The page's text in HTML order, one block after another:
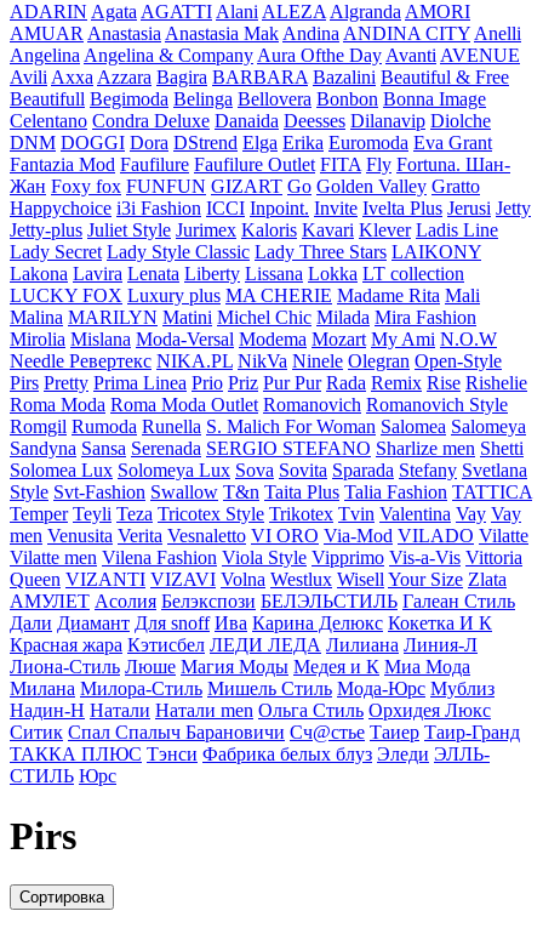
ADARIN AgataAGATTIAlaniALEZAAlgrandaAMORI
AMUARAnastasiaAnastasia MakAndinaANDINA CITYAnelli
AngelinaAngelina & CompanyAura Ofthe DayAvantiAVENUE
AviliAxxaAzzara Bagira BARBARA Bazalini Beautiful & Free
Beautifull Begimoda Belinga Bellovera Bonbon Bonna Image
Celentano Condra Deluxe Danaida Deesses Dilanavip Diolche
DNM DOGGI Dora DStrend Elga Erika Euromoda Eva Grant
Fantazia Mod Faufilure Faufilure Outlet FITA Fly Fortuna. Шан-
Жан Foxy fox FUNFUN GIZART Go Golden Valley Gratto
Happychoice i3i Fashion ICCI Inpoint. Invite Ivelta Plus Jerusi Jetty
Jetty-plus Juliet Style Jurimex Kaloris Kavari Klever Ladis Line
Lady Secret Lady Style Classic Lady Three Stars LAIKONY
Lakona Lavira Lenata Liberty Lissana Lokka LT collection
LUCKY FOX Luxury plus MA CHERIE Madame Rita Mali
Malina MARILYN Matini Michel Chic Milada Mira Fashion
Mirolia Mislana Moda-Versal Modema Mozart My Ami N.O.W
Needle Ревертекс NIKA.PL NikVa Ninele Olegran Open-Style
Pirs Pretty Prima Linea Prio Priz Pur Pur Rada Remix Rise Rishelie
Roma Moda Roma Moda Outlet Romanovich Romanovich Style
Romgil Rumoda Runella S. Malich For Woman Salomea Salomeya
Sandyna Sansa Serenada SERGIO STEFANO Sharlize men Shetti
Solomea Lux Solomeya Lux Sova Sovita Sparada Stefany Svetlana
Style Svt-Fashion Swallow T&n Taita Plus Talia Fashion TATTICA
Temper Teyli Teza Tricotex Style Trikotex Tvin Valentina Vay Vay
men Venusita Verita Vesnaletto VI ORO Via-Mod VILADO Vilatte
Vilatte men Vilena Fashion Viola Style Vipprimо Vis-a-Vis Vittoria
Queen VIZANTI VIZAVI Volna Westlux WisellYour Size Zlata
АМУЛЕТ Асолия Белэкспози БЕЛЭЛЬСТИЛЬ Галеан Cтиль
Дали Диамант Для snoff Ива Карина Делюкс Кокетка И К
Красная жара Кэтисбел ЛЕДИ ЛЕДА Лилиана Линия-Л
Лиона-Стиль Люше Магия Моды Медея и К Миа Мода
Милана Милора-Стиль Мишель Стиль Мода-Юрс Мублиз
Надин-Н Натали Натали men Ольга Стиль Орхидея Люкс
Ситик Спал Спалыч Барановичи Сч@стье Таиер Таир-Гранд
ТАККА ПЛЮС Тэнси Фабрика белых блуз Эледи ЭЛЛЬ-
СТИЛЬ Юрс
Pirs
Сортировка